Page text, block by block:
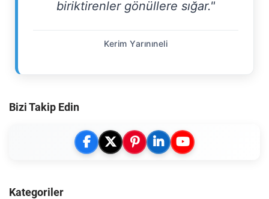
biriktirenler gönüllere sığar."
Kerim Yarınıneli
Bizi Takip Edin
Kategoriler